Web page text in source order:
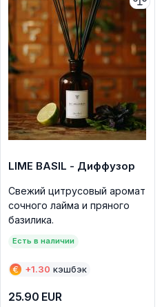
LIME BASIL - Диффузор
Свежий цитрусовый аромат
сочного лайма и пряного
базилика.
Есть в наличии
€ +1.30 кэшбэк
25.90 EUR